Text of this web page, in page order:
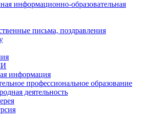
информационно-образовательная
письма, поздравления
информация
профессиональное образование
деятельность